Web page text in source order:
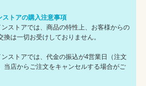
トアの購入注意事項
ンストアでは、商品の特性上、お客様からの
換は一切お受けしておりません。
ンストアでは、代金の振込が4営業日（注文
当店からご注文をキャンセルする場合がご